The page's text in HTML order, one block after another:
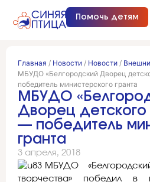
Помочь детям
Главная / Новости / Новости /
МБУДО «Белгородский Дворец
победитель министерского гранта
МБУДО
Дворец детского
— победитель
гранта
3 апреля, 2018
МБУДО
творчества» победил в